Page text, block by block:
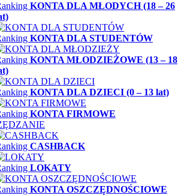
KONTA DLA MŁODYCH (18 – 26
KONTA DLA STUDENTÓW
KONTA MŁODZIEŻOWE (13 – 18
KONTA DLA DZIECI (0 – 13 lat)
KONTA FIRMOWE
CASHBACK
LOKATY
KONTA OSZCZĘDNOŚCIOWE